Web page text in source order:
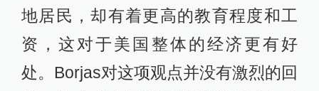
地居民，却有着更高的教育程度和工
资，这对于美国整体的经济更有好
处。Borjas对这项观点并没有激烈的回